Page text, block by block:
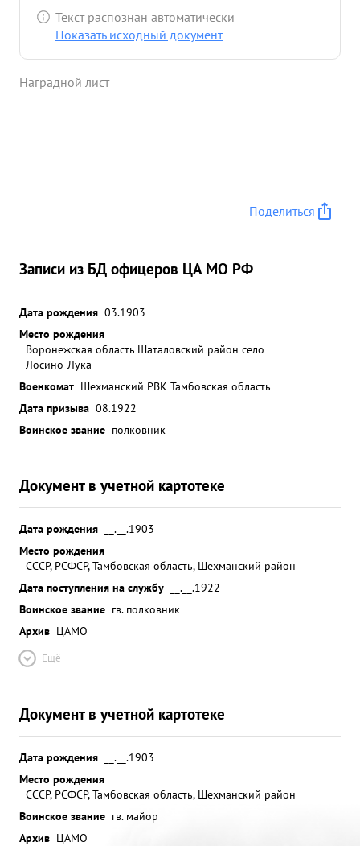
преследо вание его. Полковник арламов находясь
на передовых наблюдательных пунктах
в технике, так и в личном составе. Четкой
смелое выдвыжение полков бригады при
выполнение боевых задач бригады. ...»
Текст распознан автоматически
Показать исходный документ
Наградной лист
Поделиться
Записи из БД офицеров ЦА МО РФ
Дата рождения 03.1903
Место рождения
Воронежская область Шаталовский район село
Лосино-Лука
Военкомат Шехманский РВК Тамбовская область
Дата призыва 08.1922
Воинское звание полковник
Документ в учетной картотеке
Дата рождения
__.__.1903
Место рождения
СССР, РСФСР, Тамбовская область, Шехманский район
Дата поступления на службу
__.__.1922
Воинское звание гв. полковник
Архив ЦАМО
Ещё
Документ в учетной картотеке
Дата рождения
__.__.1903
Место рождения
СССР, РСФСР, Тамбовская область, Шехманский район
Воинское звание гв. майор
Архив ЦАМО